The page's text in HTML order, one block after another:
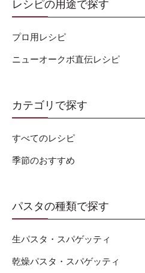
レシピの用途で探す
プロ用レシピ
ニューオークボ直伝レシピ
カテゴリで探す
すべてのレシピ
季節のおすすめ
パスタの種類で探す
生パスタ・スパゲッティ
乾燥パスタ・スパゲッティ